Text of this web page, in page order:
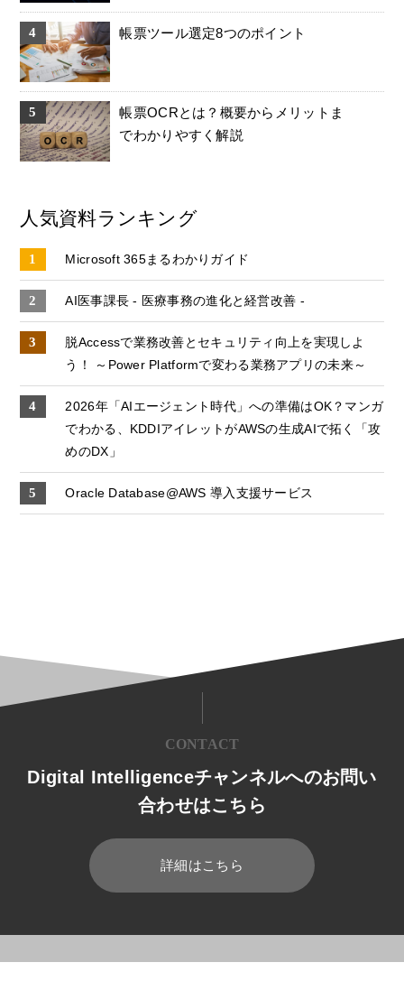
帳票ツール選定8つのポイント
帳票OCRとは？概要からメリットま
でわかりやすく解説
人気資料ランキング
Microsoft 365まるわかりガイド
AI医事課長 - 医療事務の進化と経営改善 -
脱Accessで業務改善とセキュリティ向上を実現しよ
う！ ～Power Platformで変わる業務アプリの未来～
2026年「AIエージェント時代」への準備はOK？マンガ
でわかる、KDDIアイレットがAWSの生成AIで拓く「攻
めのDX」
Oracle Database@AWS 導入支援サービス
CONTACT
Digital Intelligenceチャンネルへのお問い
合わせはこちら
詳細はこちら